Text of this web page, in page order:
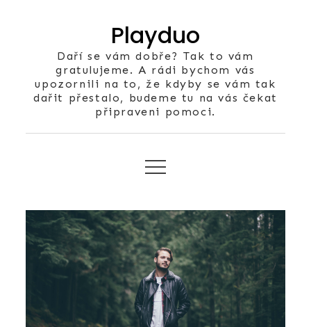
Playduo
Daří se vám dobře? Tak to vám
gratulujeme. A rádi bychom vás
upozornili na to, že kdyby se vám tak
dařit přestalo, budeme tu na vás čekat
připraveni pomoci.